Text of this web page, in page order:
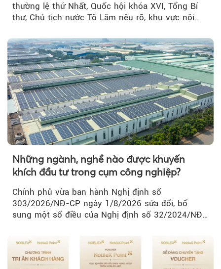
thường lệ thứ Nhất, Quốc hội khóa XVI, Tổng Bí
thư, Chủ tịch nước Tô Lâm nêu rõ, khu vực nội
Những ngành, nghề nào được khuyến
khích đầu tư trong cụm công nghiệp?
Chính phủ vừa ban hành Nghị định số
303/2026/NĐ-CP ngày 1/8/2026 sửa đổi, bổ
sung một số điều của Nghị định số 32/2024/NĐ-